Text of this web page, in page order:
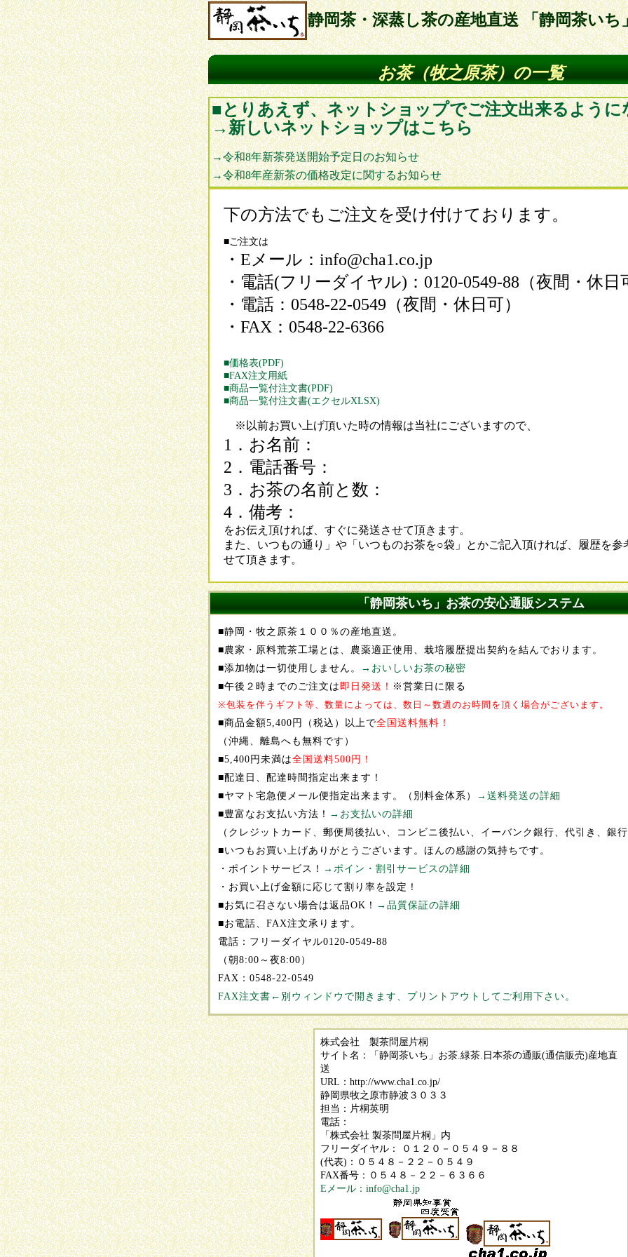
静岡茶・深蒸し茶の産地直送 「静岡茶いち
お茶（牧之原茶）の一覧
■とりあえず、ネットショップでご注文出来るように
→新しいネットショップはこちら
→令和8年新茶発送開始予定日のお知らせ
→令和8年産新茶の価格改定に関するお知らせ
下の方法でもご注文を受け付けております。
■ご注文は
・Eメール：info@cha1.co.jp
・電話(フリーダイヤル)：0120-0549-88（夜間・休日
・電話：0548-22-0549（夜間・休日可）
・FAX：0548-22-6366
■価格表(PDF)
■FAX注文用紙
■商品一覧付注文書(PDF)
■商品一覧付注文書(エクセルXLSX)
※以前お買い上げ頂いた時の情報は当社にございますので、
1．お名前：
2．電話番号：
3．お茶の名前と数：
4．備考：
をお伝え頂ければ、すぐに発送させて頂きます。
また、いつもの通り」や「いつものお茶を○袋」とかご記入頂ければ、履歴を参
せて頂きます。
「静岡茶いち」お茶の安心通販システム
■静岡・牧之原茶１００％の産地直送。
■農家・原料荒茶工場とは、農薬適正使用、栽培履歴提出契約を結んでおります。
■添加物は一切使用しません。
→おいしいお茶の秘密
■午後２時までのご注文は 即日発送！ ※営業日に限る
※包装を伴うギフト等、数量によっては、数日～数週のお時間を頂く場合がございます。
■商品金額5,400円（税込）以上で全国送料無料！
（沖縄、離島へも無料です）
■5,400円未満は全国送料500円！
■配達日、配達時間指定出来ます！
■ヤマト宅急便メール便指定出来ます。（別料金体系）
→送料発送の詳細
■豊富なお支払い方法！ →お支払いの詳細
（クレジットカード、郵便局後払い、コンビニ後払い、イーバンク銀行、代引き、銀
■いつもお買い上げありがとうございます。ほんの感謝の気持ちです。
・ポイントサービス！ →ポイン・割引サービスの詳細
・お買い上げ金額に応じて割り率を設定！
■お気に召さない場合は返品OK！ →品質保証の詳細
■お電話、FAX注文承ります。
電話：フリーダイヤル0120-0549-88
（朝8:00～夜8:00）
FAX：0548-22-0549
FAX注文書←別ウィンドウで開きます、プリントアウトしてご利用下さい。
株式会社 製茶問屋片桐
サイト名：「静岡茶いち」お茶.緑茶.日本茶の通販(通信販売)産地直
送
URL：http://www.cha1.co.jp/
静岡県牧之原市静波３０３３
担当：片桐英明
電話：
「株式会社 製茶問屋片桐」内
フリーダイヤル： ０１２０－０５４９－８８
(代表)：０５４８－２２－０５４９
FAX番号：０５４８－２２－６３６６
Eメール：info@cha1.jp